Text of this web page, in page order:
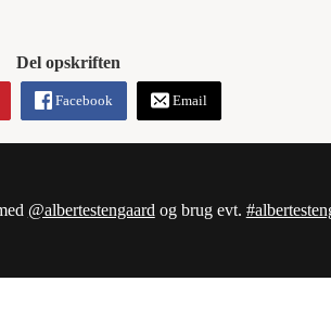
Del opskriften
Facebook Email
@albertestengaard og brug evt.